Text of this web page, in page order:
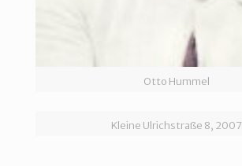
Otto Hummel
Kleine Ulrichstraße 8, 2007